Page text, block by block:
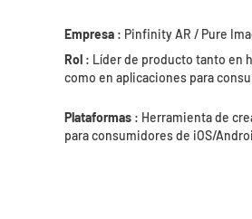
Empresa : Pinfinity AR / Pure
Rol : Líder de producto tanto en
como en aplicaciones para
Plataformas : Herramienta de
para consumidores de iOS/